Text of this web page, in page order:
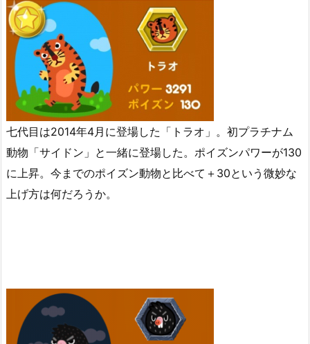
七代目は2014年4月に登場した「トラオ」。初プラチナム
動物「サイドン」と一緒に登場した。ポイズンパワーが130
に上昇。今までのポイズン動物と比べて＋30という微妙な
上げ方は何だろうか。